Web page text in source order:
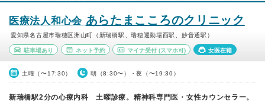
医療法人和心会 あらたまこころのクリニック
愛知県名古屋市瑞穂区洲山町（新瑞橋駅、瑞穂運動場西駅、妙音通駅）
駐車場あり ネット予約 マイナ受付 (スマホ可) 女医在籍
土曜（〜17:30） 朝（8:30〜）・夜（〜19:30）
新瑞橋駅2分の心療内科 土曜診療。精神科専門医・女性カウンセラー。